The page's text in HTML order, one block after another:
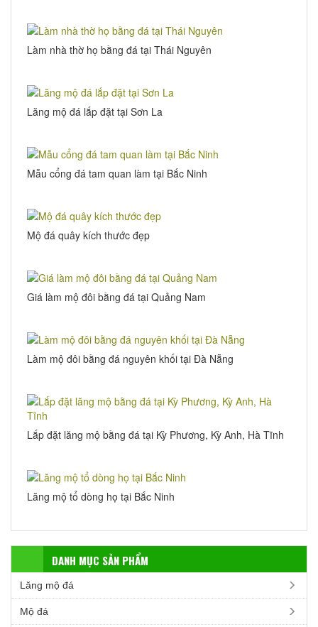
Làm nhà thờ họ bằng đá tại Thái Nguyên
Lăng mộ đá lắp đặt tại Sơn La
Mẫu cổng đá tam quan làm tại Bắc Ninh
Mộ đá quây kích thước đẹp
Giá làm mộ đôi bằng đá tại Quảng Nam
Làm mộ đôi bằng đá nguyên khối tại Đà Nẵng
Lắp đặt lăng mộ bằng đá tại Kỳ Phương, Kỳ Anh, Hà Tĩnh
Lăng mộ tổ dòng họ tại Bắc Ninh
DANH MỤC SẢN PHẨM
Lăng mộ đá
Mộ đá